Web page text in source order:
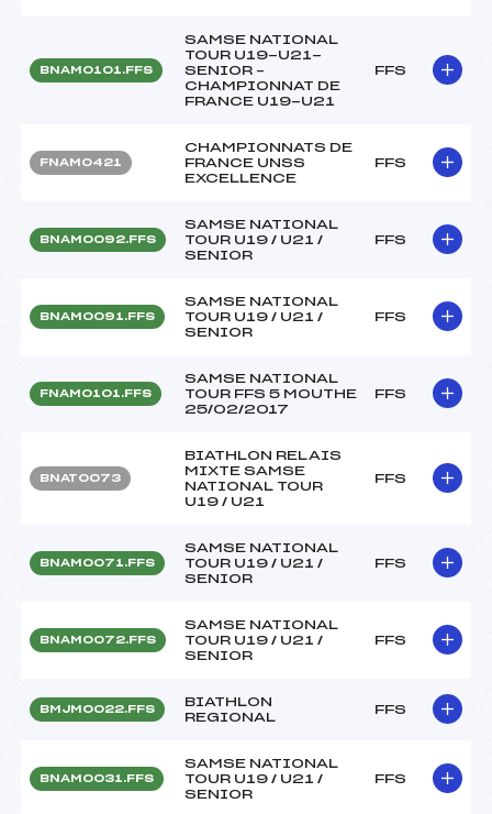
BNAM0101.FFS
SAMSE NATIONAL
TOUR U19-U21-
SENIOR –
CHAMPIONNAT DE
FRANCE U19-U21
FFS
FNAM0421
CHAMPIONNATS DE
FRANCE UNSS
EXCELLENCE
FFS
BNAM0092.FFS
SAMSE NATIONAL
TOUR U19 / U21 /
SENIOR
FFS
BNAM0091.FFS
SAMSE NATIONAL
TOUR U19 / U21 /
SENIOR
FFS
FNAM0101.FFS
SAMSE NATIONAL
TOUR FFS 5 MOUTHE
25/02/2017
FFS
BNAT0073
BIATHLON RELAIS
MIXTE SAMSE
NATIONAL TOUR
U19 / U21
FFS
BNAM0071.FFS
SAMSE NATIONAL
TOUR U19 / U21 /
SENIOR
FFS
BNAM0072.FFS
SAMSE NATIONAL
TOUR U19 / U21 /
SENIOR
FFS
BMJM0022.FFS
BIATHLON
REGIONAL
FFS
BNAM0031.FFS
SAMSE NATIONAL
TOUR U19 / U21 /
SENIOR
FFS